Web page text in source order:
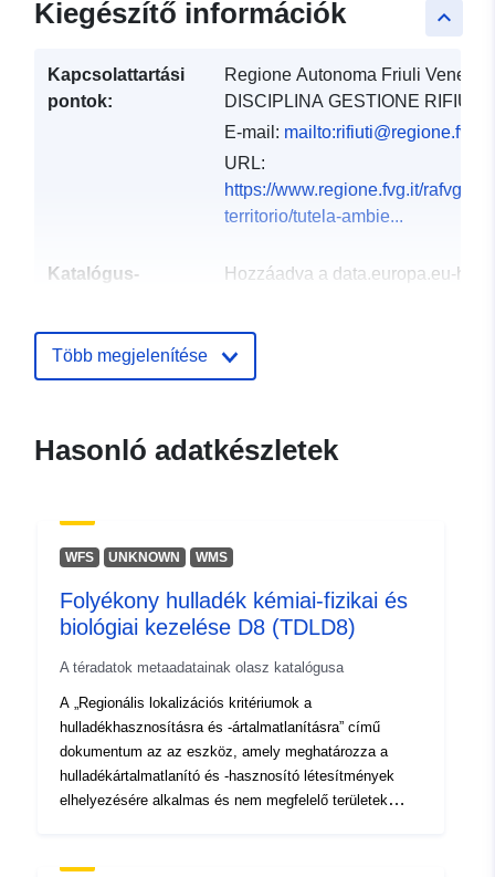
keyboard_arrow_up
Kiegészítő információk
Kapcsolattartási
pontok:
Regione Autonoma Friuli
DISCIPLINA GESTIONE RIFIU...
E-mail: mailto:rifiuti@regione.fvg.it
URL:
https://www.regione.fvg.it/rafvg/
territorio/tutela-ambie...
Katalógus-
Hozzáadva a data.europa.eu-hoz:
Frissítve: data.europa.eu:
March 2026
], [ 13.92, 46.66 ], [ 13.92,
uriRef:
http://data.europa.eu/88u/dataset/
m10762-cc-i11196
Több megjelenítése
Hasonló adatkészletek
WFS UNKNOWN WMS
Folyékony hulladék kémiai-fizikai és
biológiai kezelése D8 (TDLD8)
A téradatok metaadatainak olasz katalógusa
A „Regionális lokalizációs kritériumok a
hulladékhasznosításra és -ártalmatlanításra” című
dokumentum az az eszköz, amely meghatározza a
hulladékártalmatlanító és -hasznosító létesítmények
elhelyezésére alkalmas és nem megfelelő területek
létesítmények azonosításának kritériumait.